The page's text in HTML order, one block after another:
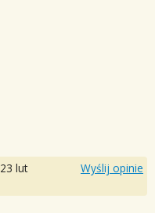
23 lut
Wyślij opinie